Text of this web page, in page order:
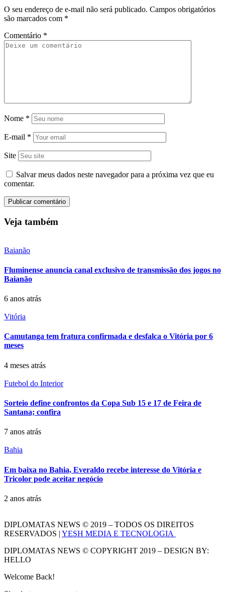
O seu endereço de e-mail não será publicado. Campos obrigatórios
são marcados com *
Comentário *
Nome *
E-mail *
Site
Salvar meus dados neste navegador para a próxima vez que eu
comentar.
Veja também
Baianão
Fluminense anuncia canal exclusivo de transmissão dos jogos no
Baianão
6 anos atrás
Vitória
Camutanga tem fratura confirmada e desfalca o Vitória por 6
meses
4 meses atrás
Futebol do Interior
Sorteio define confrontos da Copa Sub 15 e 17 de Feira de
Santana; confira
7 anos atrás
Bahia
Em baixa no Bahia, Everaldo recebe interesse do Vitória e
Tricolor pode aceitar negócio
2 anos atrás
DIPLOMATAS NEWS © 2019 – TODOS OS DIREITOS
RESERVADOS | YESH MEDIA E TECNOLOGIA
DIPLOMATAS NEWS © COPYRIGHT 2019 – DESIGN BY:
HELLO
Welcome Back!